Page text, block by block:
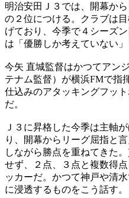
明治安田Ｊ３では、開幕か
の２位につける。クラブは
げており、今季で４シーズ
は「優勝しか考えていない」
今矢 直城監督はかつてアン
テナム監督）が横浜FMで指
仕込みのアタッキングフッ
だ。
Ｊ３に昇格した今季は主軸
り、開幕からリーグ屈指と
しながら勝点を重ねてきた
せず、２点、３点と複数得
ッカーだ。かつて神戸や清
に浸透するものをこう話す。